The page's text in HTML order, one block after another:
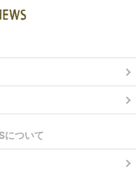
について